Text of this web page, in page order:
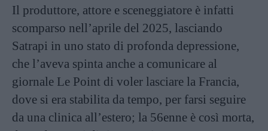
Il produttore, attore e sceneggiatore è infatti
scomparso nell’aprile del 2025, lasciando
Satrapi in uno stato di profonda depressione,
che l’aveva spinta anche a comunicare al
giornale Le Point di voler lasciare la Francia,
dove si era stabilita da tempo, per farsi seguire
da una clinica all’estero; la 56enne è così morta,